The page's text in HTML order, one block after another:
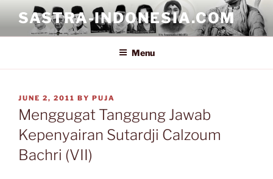
content
SASTRA-INDONESIA.COM
Menu
POSTED
ON
JUNE 2, 2011 BY PUJA
Menggugat Tanggung Jawab
Kepenyairan Sutardji Calzoum
Bachri (VII)